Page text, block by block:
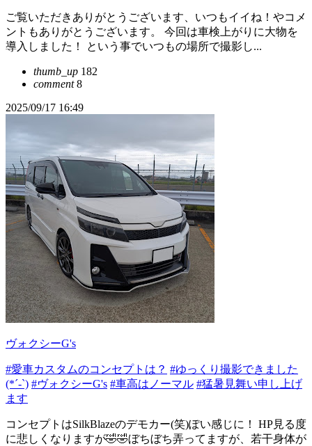
ご覧いただきありがとうございます、いつもイイね！やコメ
ントもありがとうございます。 今回は車検上がりに大物を
導入しました！ という事でいつもの場所で撮影し...
thumb_up 182
comment8
2025/09/17 16:49
ヴォクシーG's
#愛車カスタムのコンセプトは？ #ゆっくり撮影できました
(*´-`) #ヴォクシーG's #車高はノーマル #猛暑見舞い申し上げ
ます
コンセプトはSilkBlazeのデモカー(笑)ぽい感じに！ HP見る度
に悲しくなりますが🤣🤣ぼちぼち弄ってますが、若干身体が